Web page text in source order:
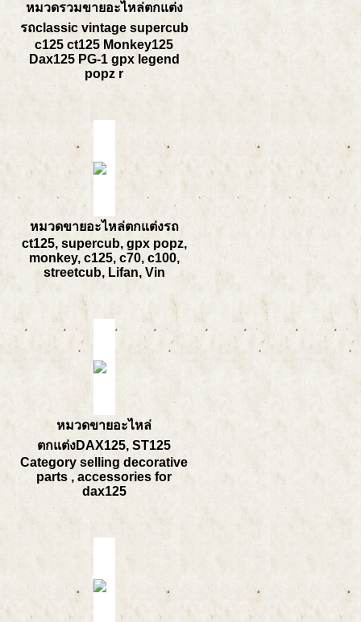
หมวดรวมขายอะไหล่ตกแต่ง
รถclassic vintage supercub
c125 ct125 Monkey125
Dax125 PG-1 gpx legend
popz r
หมวดขายอะไหล่ตกแต่งรถ
ct125, supercub, gpx popz,
monkey, c125, c70, c100,
streetcub, Lifan, Vin
หมวดขายอะไหล่
ตกแต่งDAX125, ST125
Category selling decorative
parts , accessories for
dax125